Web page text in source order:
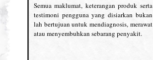
Semua maklumat, keterangan produk serta
testimoni pengguna yang disiarkan bukan
lah bertujuan untuk mendiagnosis, merawat
atau menyembuhkan sebarang penyakit.